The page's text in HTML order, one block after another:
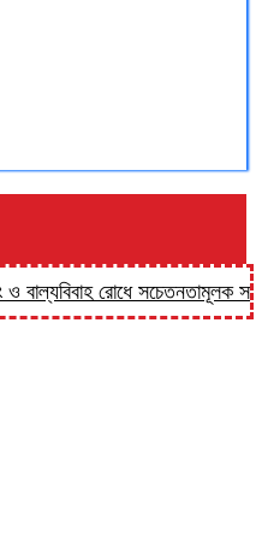
রোধে সচেতনতামূলক সভা